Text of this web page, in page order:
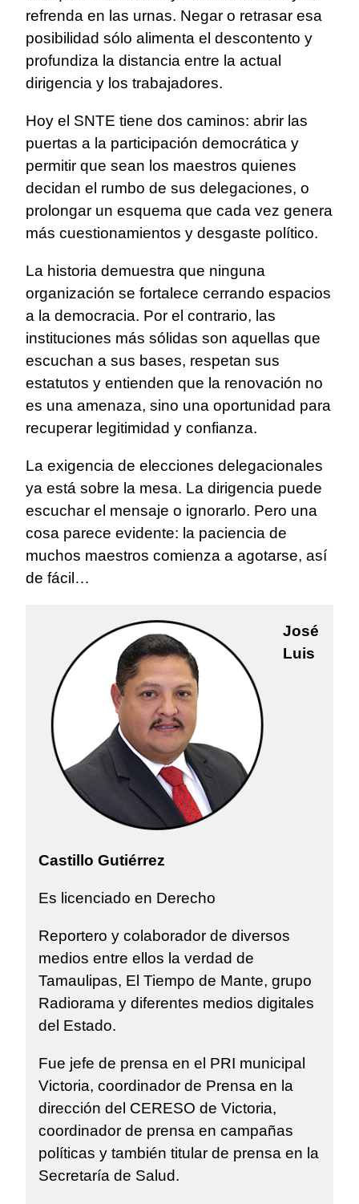
refrenda en las urnas. Negar o retrasar esa
posibilidad sólo alimenta el descontento y
profundiza la distancia entre la actual
dirigencia y los trabajadores.
Hoy el SNTE tiene dos caminos: abrir las
puertas a la participación democrática y
permitir que sean los maestros quienes
decidan el rumbo de sus delegaciones, o
prolongar un esquema que cada vez genera
más cuestionamientos y desgaste político.
La historia demuestra que ninguna
organización se fortalece cerrando espacios
a la democracia. Por el contrario, las
instituciones más sólidas son aquellas que
escuchan a sus bases, respetan sus
estatutos y entienden que la renovación no
es una amenaza, sino una oportunidad para
recuperar legitimidad y confianza.
La exigencia de elecciones delegacionales
ya está sobre la mesa. La dirigencia puede
escuchar el mensaje o ignorarlo. Pero una
cosa parece evidente: la paciencia de
muchos maestros comienza a agotarse, así
de fácil…
José
Luis
Castillo Gutiérrez
Es licenciado en Derecho
Reportero y colaborador de diversos
medios entre ellos la verdad de
Tamaulipas, El Tiempo de Mante, grupo
Radiorama y diferentes medios digitales
del Estado.
Fue jefe de prensa en el PRI municipal
Victoria, coordinador de Prensa en la
dirección del CERESO de Victoria,
coordinador de prensa en campañas
políticas y también titular de prensa en la
Secretaría de Salud.